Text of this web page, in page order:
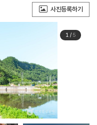
사진등록하기
1/ 5